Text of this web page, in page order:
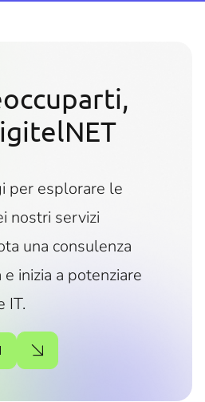
per esplorare le
nostri servizi
una consulenza
inizia a potenziare
IT.